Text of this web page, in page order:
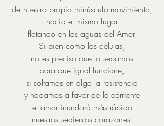
de nuestro propio minúsculo movimiento,
hacia el mismo lugar
flotando en las aguas del Amor.
Si bien como las células,
no es preciso que lo sepamos
para que igual funcione,
si soltamos en algo la resistencia
y nadamos a favor de la corriente
el amor inundará más rápido
nuestros sedientos corazones.